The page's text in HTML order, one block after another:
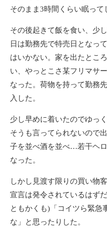
そのまま3時間くらい眠って
その後起きて飯を食い、少
日は勤務先で特売日となっ
はいかない。家を出たとこ
い、やっとこさ某フリマサ
なった。荷物を持って勤務
入した。
少し早めに着いたのでゆっ
そうも言ってられないので
子を並べ酒を並べ…若干ヘ
なった。
しかし見渡す限りの買い物
宣言は発令されているはず
ともかくも)「コイツら緊急
な」と思ったりした。